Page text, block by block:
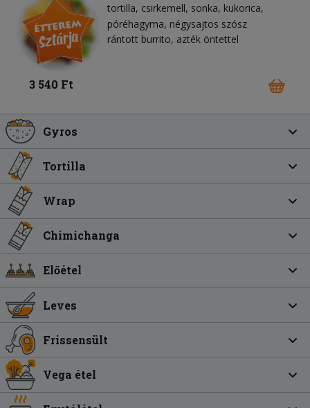
tortilla csirkemell sonka kukorica
póréhagyma négysajtos szósz
rántott burrito, azték öntettel
3 540 Ft
Gyros
Tortilla
Wrap
Chimichanga
Előétel
Leves
Frissensült
Vega étel